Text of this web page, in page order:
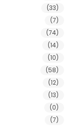
(33)
(7)
(74)
(14)
(10)
(58)
(12)
(13)
(0)
(7)